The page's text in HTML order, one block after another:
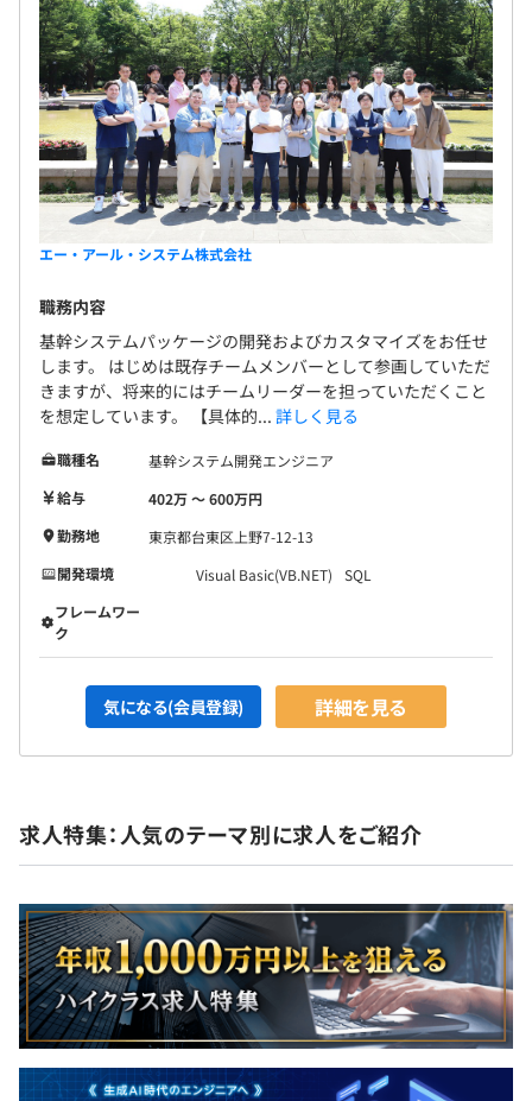
平均3名で開発を担当し、役割分担によりディレクター・
デザイナー・エンジニアが係わり開発を行います。
エー・アール・システム株式会社
職務内容
基幹システムパッケージの開発およびカスタマイズをお任せ
します。 はじめは既存チームメンバーとして参画していただ
きますが、将来的にはチームリーダーを担っていただくこと
を想定しています。 【具体的... 詳しく見る
職種名
基幹システム開発エンジニア
給与
402万 〜 600万円
勤務地
東京都台東区上野7-12-13
開発環境
Visual Basic(VB.NET)
SQL
フレームワー
ク
気になる(会員登録) 詳細を見る
求人特集：人気のテーマ別に求人をご紹介